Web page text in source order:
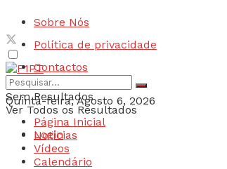
Sobre Nós
Política de privacidade
Contactos
Quinta-feira, Agosto 6, 2026
Login
Sem Resultados
Ver Todos os Resultados
Página Inicial
Notícias
Vídeos
Calendário